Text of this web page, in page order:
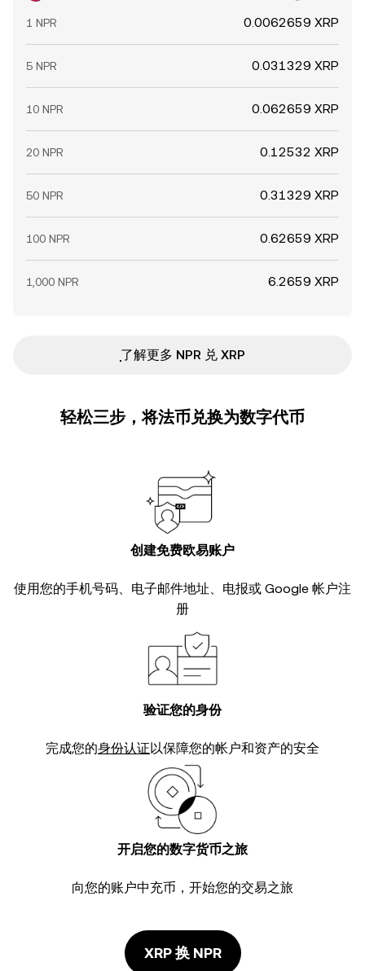
1 NPR 0.0062659 XRP
5 NPR 0.031329 XRP
10 NPR 0.062659 XRP
20 NPR 0.12532 XRP
50 NPR 0.31329 XRP
100 NPR 0.62659 XRP
1,000 NPR 6.2659 XRP
ִִִִִִִִִִִִִִִִִִִִִִִִִִִִִִִִִִִִִִִִִִִִִִִ了解更多 NPR 兑 XRP
轻松三步，将法币兑换为数字代币
创建免费欧易账户
使用您的手机号码、电子邮件地址、电报或 Google 帐户注
册
验证您的身份
完成您的身份认证以保障您的帐户和资产的安全
开启您的数字货币之旅
向您的账户中充币，开始您的交易之旅
XRP 换 NPR